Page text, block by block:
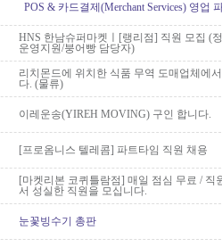
POS & 카드결제(Merchant Services) 영업
HNS 한남슈퍼마켓ㅣ[랭리점] 직원 모집 (
운영지원/붕어빵 담당자)
리치몬드에 위치한 식품 무역 도매업체에
다. (물류)
이레운송(YIREH MOVING) 구인 합니다.
[프로옴니스 텔레콤] 파트타임 직원 채용
[마켓리본 코퀴틀람점] 매일 점심 무료 / 직
서 성실한 직원을 모십니다.
눈꽃빙수기 총판